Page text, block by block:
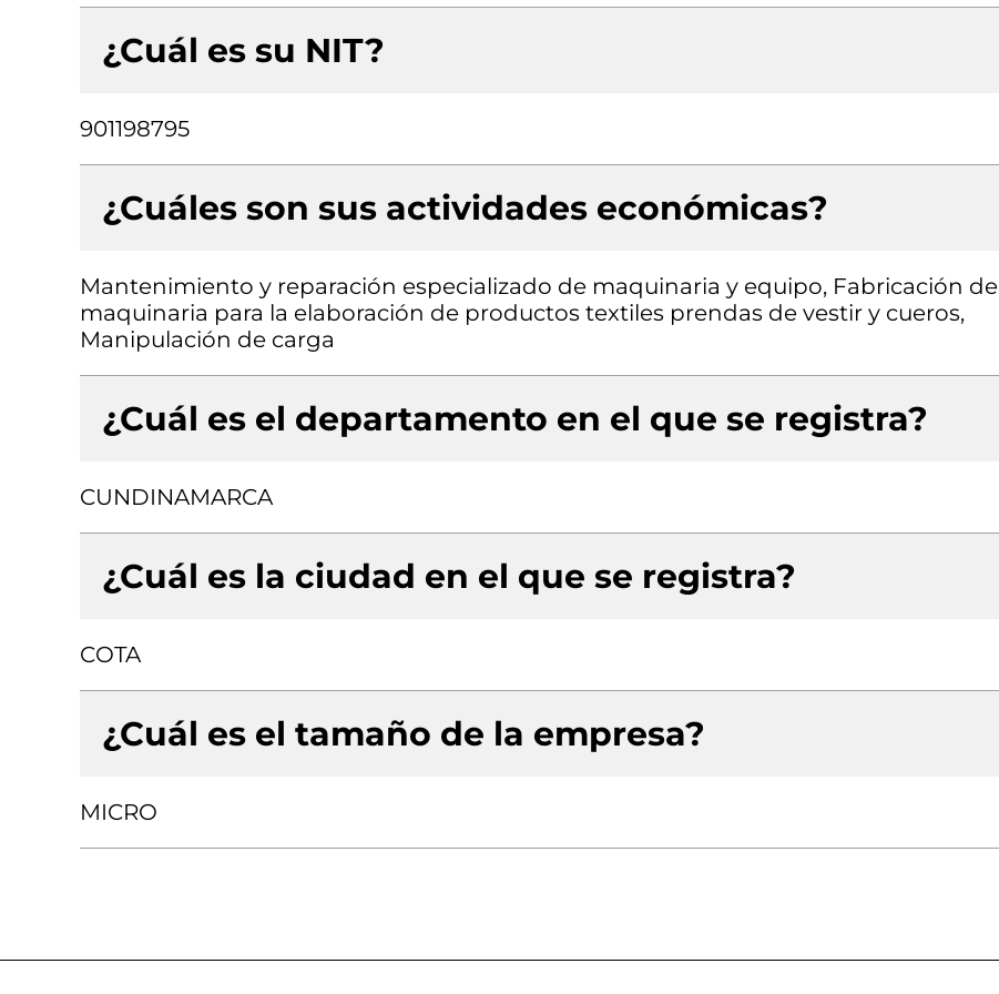
¿Cuál es su NIT?
901198795
¿Cuáles son sus actividades económicas?
Mantenimiento y reparación especializado de maquinaria y equipo, Fabricación de
maquinaria para la elaboración de productos textiles prendas de vestir y cueros,
Manipulación de carga
¿Cuál es el departamento en el que se registra?
CUNDINAMARCA
¿Cuál es la ciudad en el que se registra?
COTA
¿Cuál es el tamaño de la empresa?
MICRO